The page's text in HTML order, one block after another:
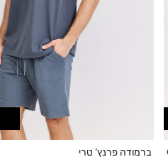
הוספהברמודה פרנץ’ טרי